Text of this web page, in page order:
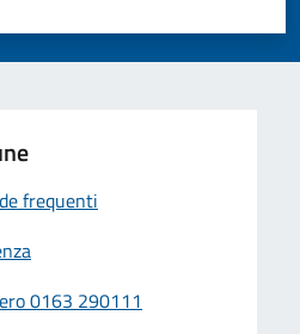
su 5
su 5
frequenti
0163 290111